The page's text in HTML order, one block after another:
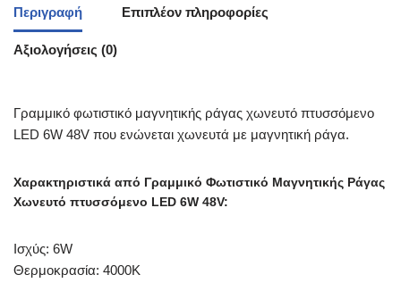
Περιγραφή Επιπλέον πληροφορίες
Αξιολογήσεις (0)
Γραμμικό φωτιστικό μαγνητικής ράγας χωνευτό πτυσσόμενο
LED 6W 48V που ενώνεται χωνευτά με μαγνητική ράγα.
Χαρακτηριστικά από Γραμμικό Φωτιστικό Μαγνητικής Ράγας
Χωνευτό πτυσσόμενο LED 6W 48V:
Ισχύς: 6W
Θερμοκρασία: 4000Κ